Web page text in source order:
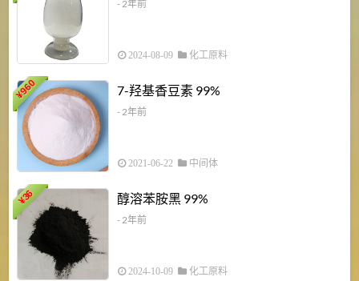
- 2年前
2024-08-09 化工原料
¥
960 7-羟基香豆素 99%
- 2年前
2021-06-22 中间体
¥
36 醇溶苯胺黑 99%
- 2年前
2024-10-09 化工原料